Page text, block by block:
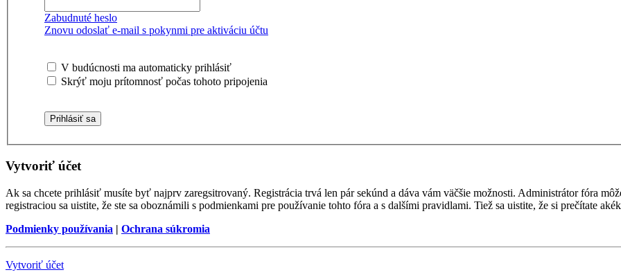
Zabudnuté heslo
Znovu odoslať e-mail s pokynmi pre aktiváciu účtu
V budúcnosti ma automaticky prihlásiť
Skrýť moju prítomnosť počas tohoto pripojenia
Vytvoriť účet
Ak sa chcete prihlásiť musíte byť najprv zaregsitrovaný. Registrácia trvá len pár sekúnd a dáva vám väčšie možnosti. Administrátor fóra
registraciou sa uistite, že ste sa oboznámili s podmienkami pre používanie tohto fóra a s dalšími pravidlami. Tiež sa uistite, že si prečítate
Podmienky používania | Ochrana súkromia
Vytvoriť účet